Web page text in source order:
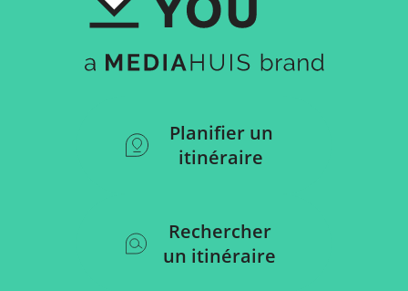
Planifier un
itinéraire
Rechercher
un itinéraire